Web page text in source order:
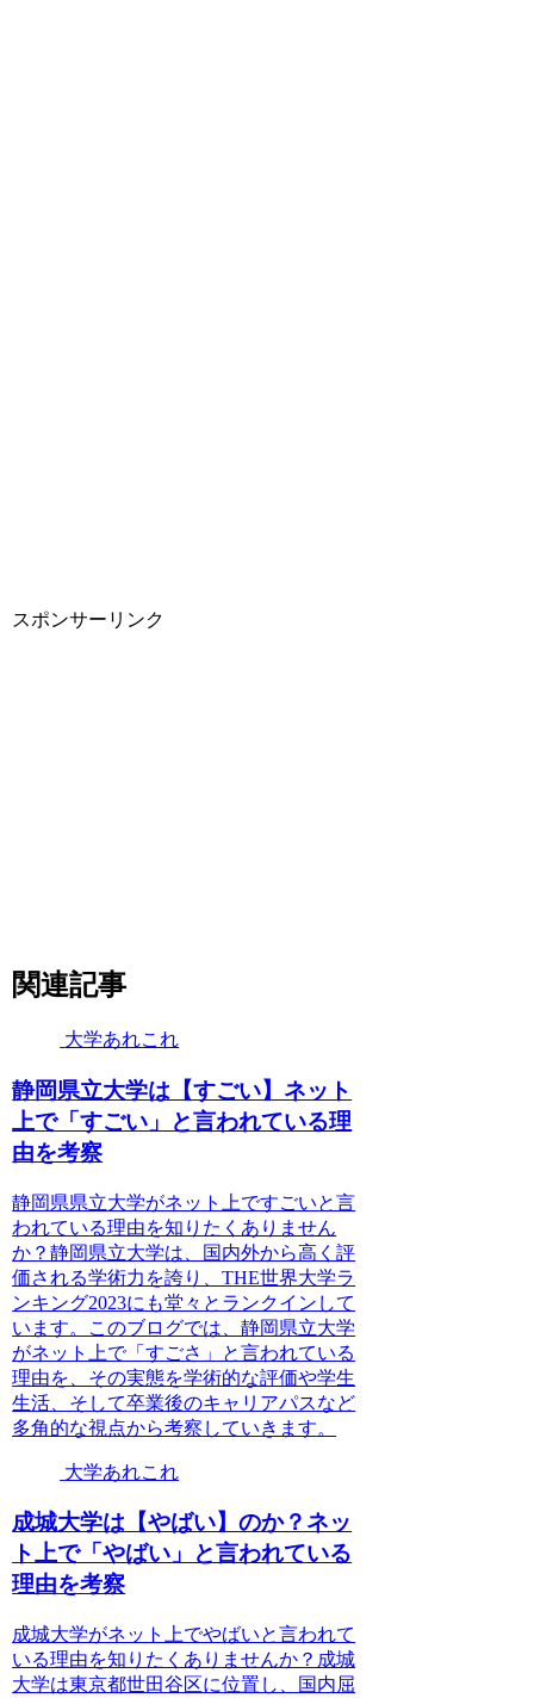
スポンサーリンク
関連記事
大学あれこれ
静岡県立大学は【すごい】ネット
上で「すごい」と言われている理
由を考察
静岡県県立大学がネット上ですごいと言
われている理由を知りたくありません
か？静岡県立大学は、国内外から高く評
価される学術力を誇り、THE世界大学ラ
ンキング2023にも堂々とランクインして
います。このブログでは、静岡県立大学
がネット上で「すごさ」と言われている
理由を、その実態を学術的な評価や学生
生活、そして卒業後のキャリアパスなど
多角的な視点から考察していきます。
大学あれこれ
成城大学は【やばい】のか？ネッ
ト上で「やばい」と言われている
理由を考察
成城大学がネット上でやばいと言われて
いる理由を知りたくありませんか？成城
大学は東京都世田谷区に位置し、国内屈